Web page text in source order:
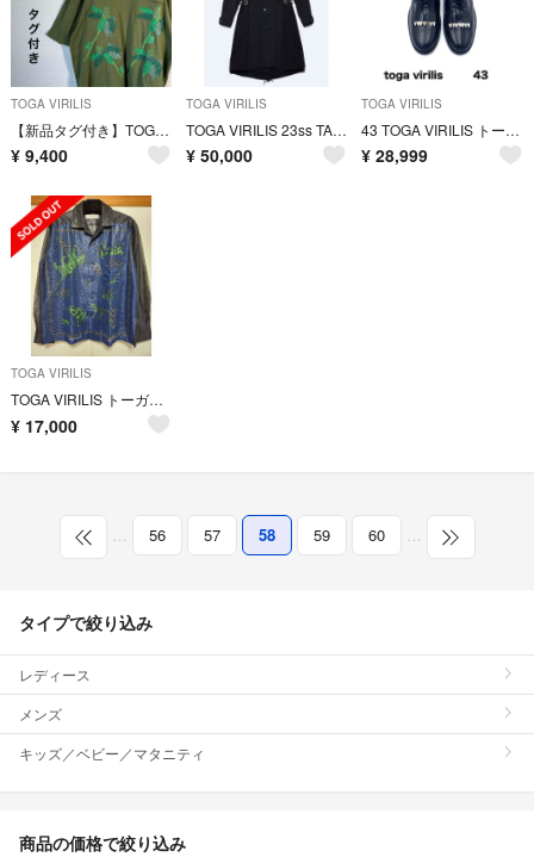
TOGA VIRILIS
【新品タグ付き】TOGA VIRILISカーキ刺繍半袖Tシャツ21ss 緑XL.
¥ 9,400
TOGA VIRILIS
TOGA VIRILIS 23ss TAFFETA BONDING COAT
¥ 50,000
TOGA VIRILIS
43 TOGA VIRILIS トーガ ビリリース ブーツ ブラック レザー
¥ 28,999
TOGA VIRILIS
TOGA VIRILIS トーガ メッシュ シャツ TOGA ARCHIVES
¥ 17,000
… 56 57 58 59 60 …
タイプで絞り込み
レディース
メンズ
キッズ／ベビー／マタニティ
商品の価格で絞り込み